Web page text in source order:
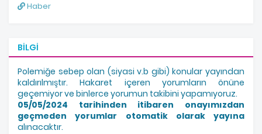
Haber
BILGI
Polemiğe sebep olan (siyasi v.b gibi) konular yayından
kaldırılmıştır. Hakaret içeren yorumların önüne
geçemiyor ve binlerce yorumun takibini yapamıyoruz.
05/05/2024 tarihinden itibaren onayımızdan
geçmeden yorumlar otomatik olarak yayına
alınacaktır.